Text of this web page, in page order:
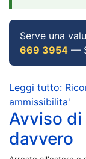
Serve una
669 3954 —
Leggi tutto:
ammissibilita'
Avviso
davvero